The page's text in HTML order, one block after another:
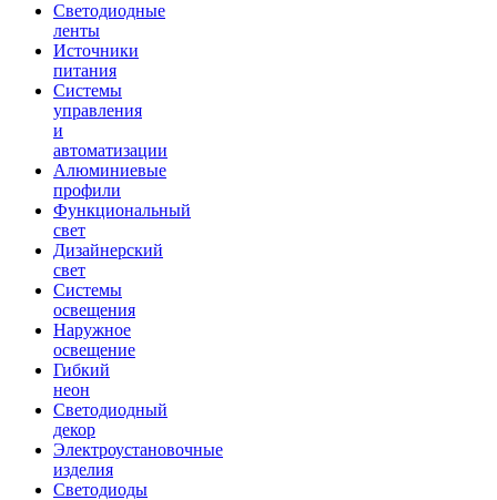
Светодиодные
ленты
Источники
питания
Системы
управления
и
автоматизации
Алюминиевые
профили
Функциональный
свет
Дизайнерский
свет
Системы
освещения
Наружное
освещение
Гибкий
неон
Светодиодный
декор
Электроустановочные
изделия
Светодиоды